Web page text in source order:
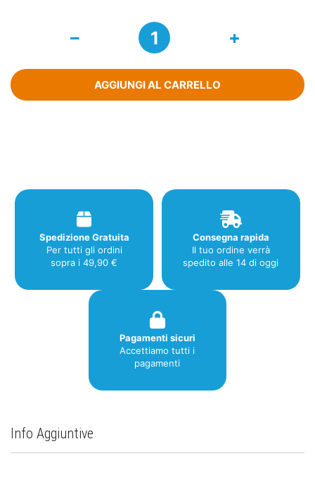
L'acidità
Dello
Stomaco
AGGIUNGI AL CARRELLO
Spedizione Gratuita
Per tutti gli ordini
sopra i 49,90 €
Consegna rapida
Il tuo ordine verrà
spedito alle 14 di oggi
Pagamenti sicuri
Accettiamo tutti i
pagamenti
Info Aggiuntive